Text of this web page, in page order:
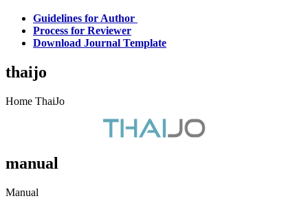
Guidelines for Author
Process for Reviewer
Download Journal Template
thaijo
Home ThaiJo
manual
Manual